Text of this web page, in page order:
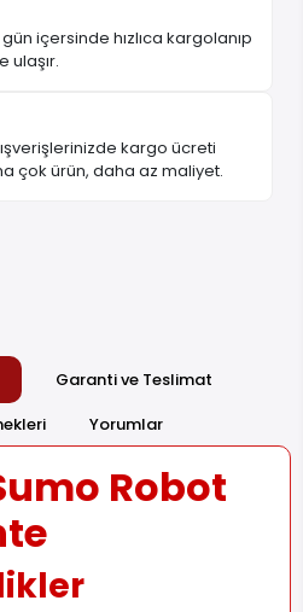
içersinde hızlıca kargolanıp
ulaşır.
kargo ücreti
çok ürün, daha az maliyet.
Garanti ve Teslimat
Yorumlar
Robot